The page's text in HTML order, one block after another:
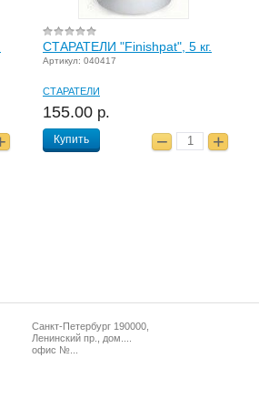
СТАРАТЕЛИ "Finishpat", 5 кг.
Артикул: 040417
СТАРАТЕЛИ
155.00 р.
Купить
Санкт-Петербург 190000,
Ленинский пр., дом....
офис №...